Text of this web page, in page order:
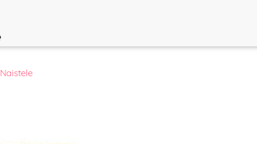
Naistele